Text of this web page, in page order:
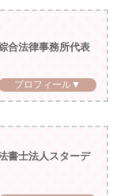
合法律事務所代表
プロフィール▼
書士法人スターデ